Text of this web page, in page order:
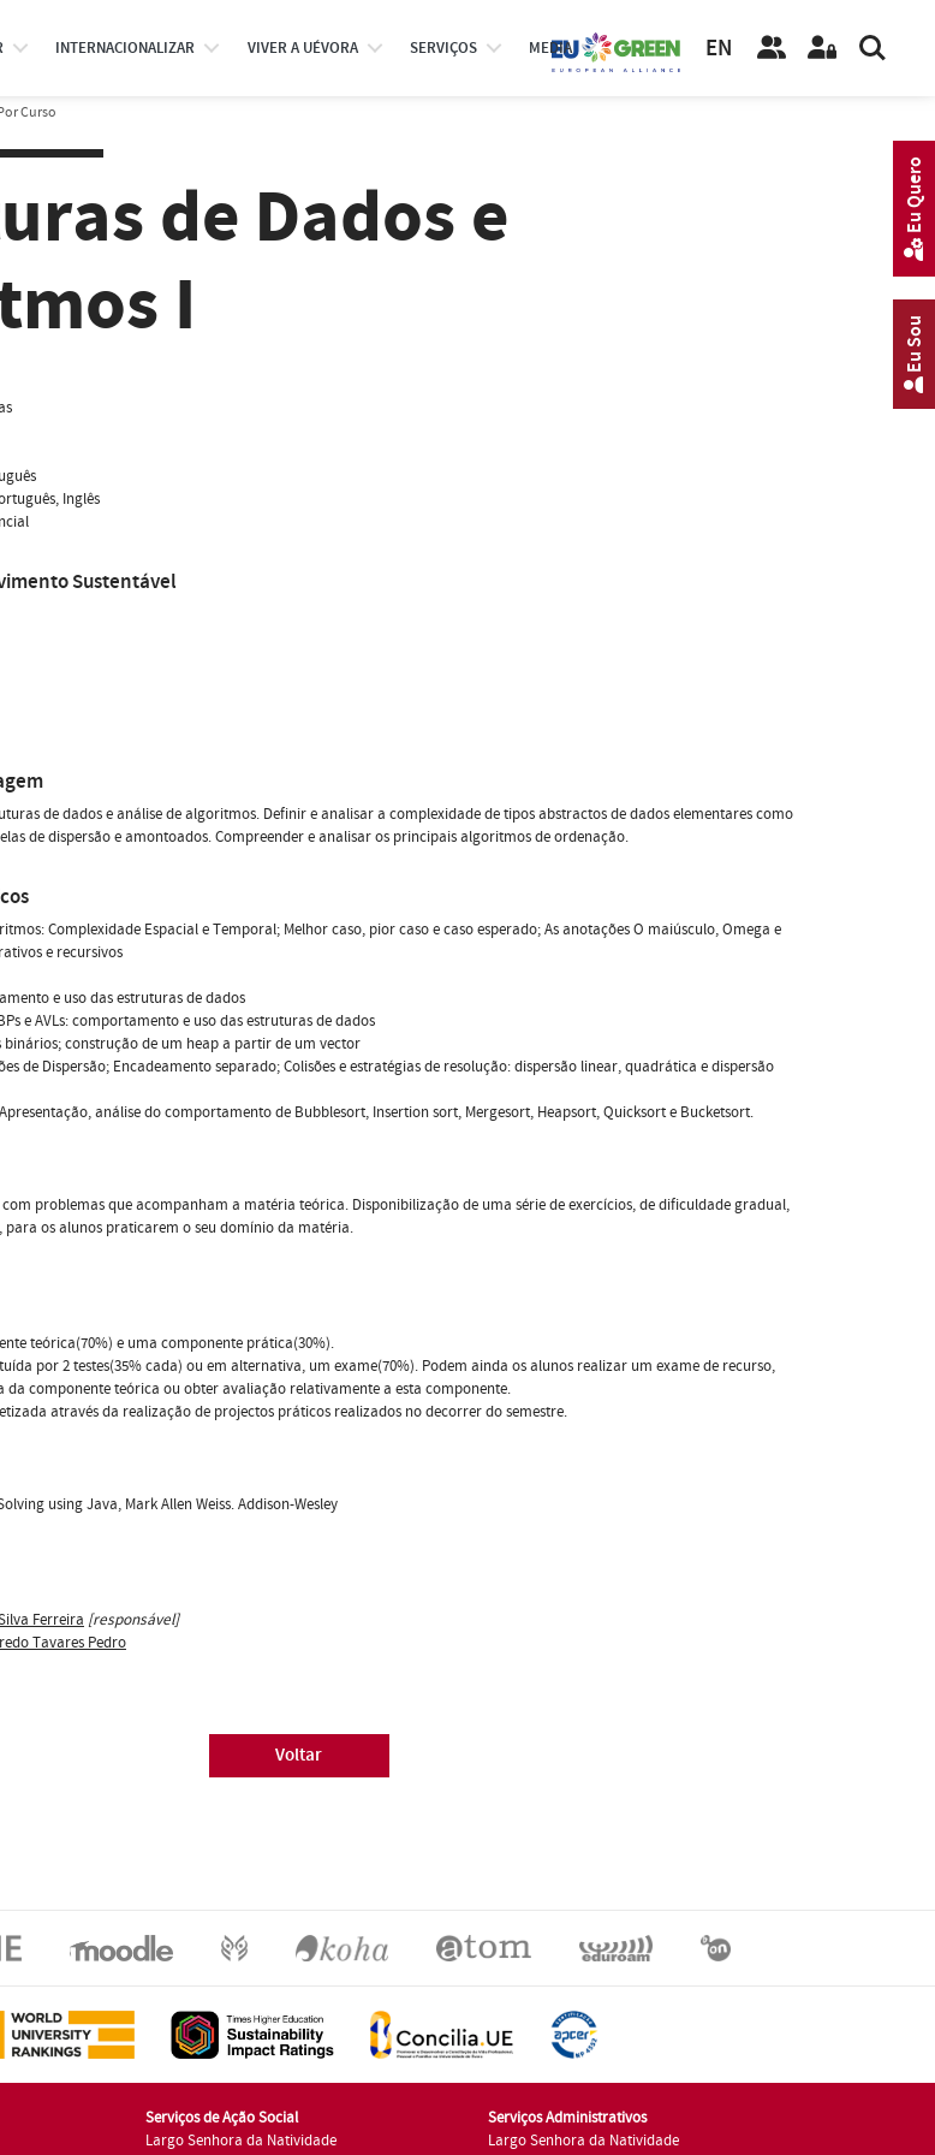
INTERNACIONALIZAR VIVER A UÉVORA SERVIÇOS MEDIA EN
Curso
de Dados e
I
Inglês
Sustentável
de dados e análise de algoritmos. Definir e analisar a complexidade de tipos abstractos de dados elementares como
de dispersão e amontoados. Compreender e analisar os principais algoritmos de ordenação.
Complexidade Espacial e Temporal; Melhor caso, pior caso e caso esperado; As anotações O maiúsculo, Omega e
e recursivos
e uso das estruturas de dados
e AVLs: comportamento e uso das estruturas de dados
binários; construção de um heap a partir de um vector
de Dispersão; Encadeamento separado; Colisões e estratégias de resolução: dispersão linear, quadrática e dispersão
análise do comportamento de Bubblesort, Insertion sort, Mergesort, Heapsort, Quicksort e Bucketsort.
problemas que acompanham a matéria teórica. Disponibilização de uma série de exercícios, de dificuldade gradual,
para os alunos praticarem o seu domínio da matéria.
teórica(70%) e uma componente prática(30%).
por 2 testes(35% cada) ou em alternativa, um exame(70%). Podem ainda os alunos realizar um exame de recurso,
componente teórica ou obter avaliação relativamente a esta componente.
através da realização de projectos práticos realizados no decorrer do semestre.
using Java, Mark Allen Weiss. Addison-Wesley
Ferreira [responsável]
Tavares Pedro
Voltar
Serviços de Ação Social
Largo Senhora da Natividade
Serviços Administrativos
Largo Senhora da Natividade
Eu Sou
Eu Quero